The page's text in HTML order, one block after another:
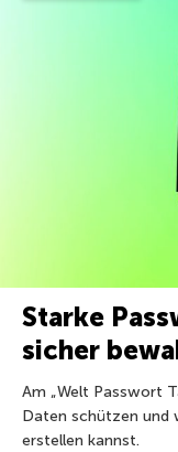
Starke
sicher
Am „Welt Passwort
Daten schützen und
erstellen kannst.